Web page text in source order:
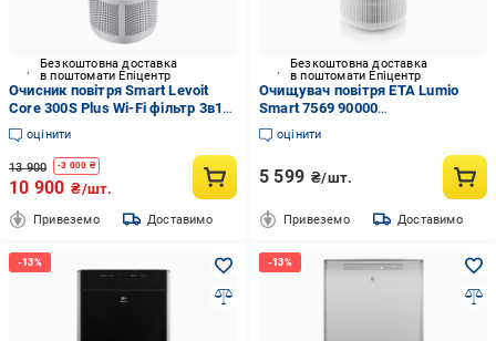
Безкоштовна доставка
в поштомати Епіцентр
Очисник повітря Smart Levoit
Core 300S Plus Wi-Fi фільтр 3в1
True HEPA
оцінити
13 900 -3 000 ₴
10 900 ₴/шт.
Привеземо Доставимо
Безкоштовна доставка
в поштомати Епіцентр
Очищувач повітря ETA Lumio
Smart 7569 90000
(ETA756990000)
оцінити
5 599 ₴/шт.
Привеземо Доставимо